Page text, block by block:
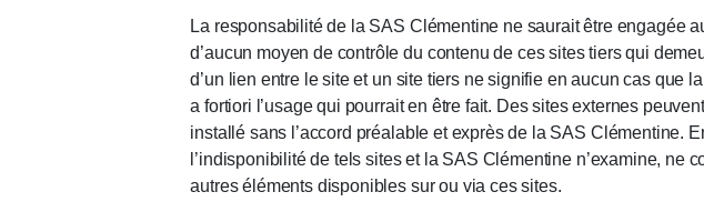
La responsabilité de la SAS Clémentine ne saurait être engagée
d’aucun moyen de contrôle du contenu de ces sites tiers qui
d’un lien entre le site et un site tiers ne signifie en aucun cas que
a fortiori l’usage qui pourrait en être fait. Des sites externes
installé sans l’accord préalable et exprès de la SAS Clémentine.
l’indisponibilité de tels sites et la SAS Clémentine n’examine, ne
autres éléments disponibles sur ou via ces sites.